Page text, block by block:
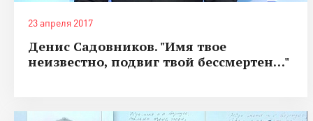
23 апреля 2017
Денис Садовников. "Имя твое
неизвестно, подвиг твой бессмертен…"